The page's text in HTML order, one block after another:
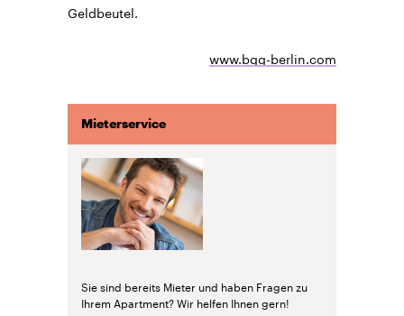
Geldbeutel.
www.bgg-berlin.com
Mieterservice
Sie sind bereits Mieter und haben Fragen zu
Ihrem Apartment? Wir helfen Ihnen gern!